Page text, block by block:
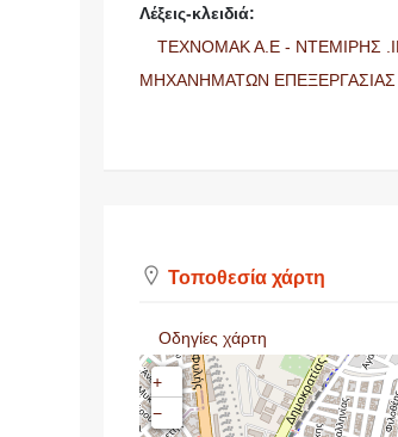
Λέξεις-κλειδιά:
ΤΕΧΝΟΜΑΚ Α.Ε - ΝΤΕΜΙΡΗΣ
ΜΗΧΑΝΗΜΑΤΩΝ ΕΠΕΞΕΡΓΑΣΙΑΣ
Τοποθεσία χάρτη
Οδηγίες χάρτη
+
−